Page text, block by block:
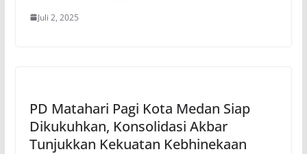
Juli 2, 2025
PD Matahari Pagi Kota Medan Siap
Dikukuhkan, Konsolidasi Akbar
Tunjukkan Kekuatan Kebhinekaan